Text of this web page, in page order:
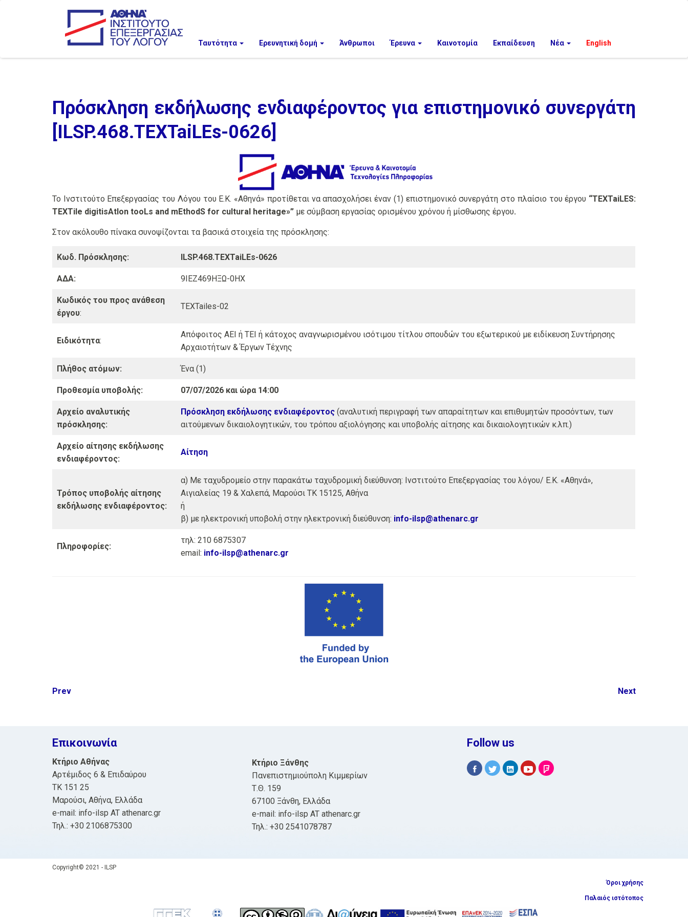
Ταυτότητα Ερευνητική δομή Άνθρωποι Έρευνα Καινοτομία Εκπαίδευση Νέα English
Πρόσκληση εκδήλωσης ενδιαφέροντος για επιστημονικό συνεργάτη
[ILSP.468.TEXTaiLEs-0626]
Το Ινστιτούτο Επεξεργασίας του Λόγου του Ε.Κ. «Αθηνά» προτίθεται να απασχολήσει έναν (1) επιστημονικό συνεργάτη στο πλαίσιο του έργου “TEXTaiLES:
TEXTile digitisAtIon tooLs and mEthodS for cultural heritage»” με σύμβαση εργασίας ορισμένου χρόνου ή μίσθωσης έργου.
Στον ακόλουθο πίνακα συνοψίζονται τα βασικά στοιχεία της πρόσκλησης:
Κωδ. Πρόσκλησης: ILSP.468.TEXTaiLEs-0626
ΑΔΑ: 9ΙΕΖ469ΗΞΩ-0ΗΧ
Κωδικός του προς ανάθεση
έργου:
TEXTailes-02
Ειδικότητα:
Απόφοιτος ΑΕΙ ή ΤΕΙ ή κάτοχος αναγνωρισμένου ισότιμου τίτλου σπουδών του εξωτερικού με ειδίκευση Συντήρησης
Αρχαιοτήτων & Έργων Τέχνης
Πλήθος ατόμων: Ένα (1)
Προθεσμία υποβολής: 07/07/2026 και ώρα 14:00
Αρχείο αναλυτικής
πρόσκλησης:
Πρόσκληση εκδήλωσης ενδιαφέροντος (αναλυτική περιγραφή των απαραίτητων και επιθυμητών προσόντων, των
αιτούμενων δικαιολογητικών, του τρόπου αξιολόγησης και υποβολής αίτησης και δικαιολογητικών κ.λπ.)
Αρχείο αίτησης εκδήλωσης
ενδιαφέροντος:
Αίτηση
Τρόπος υποβολής αίτησης
εκδήλωσης ενδιαφέροντος:
α) Με ταχυδρομείο στην παρακάτω ταχυδρομική διεύθυνση: Ινστιτούτο Επεξεργασίας του λόγου/ Ε.Κ. «Αθηνά»,
Αιγιαλείας 19 & Χαλεπά, Μαρούσι ΤΚ 15125, Αθήνα
ή
β) με ηλεκτρονική υποβολή στην ηλεκτρονική διεύθυνση: info-ilsp@athenarc.gr
Πληροφορίες:
τηλ: 210 6875307
email: info-ilsp@athenarc.gr
Post
Prev Next
Επικοινωνία
Κτήριο Αθήνας
Αρτέμιδος 6 & Επιδαύρου
ΤΚ 151 25
Μαρούσι, Αθήνα, Ελλάδα
e-mail: info-ilsp AT athenarc.gr
Τηλ.: +30 2106875300
Κτήριο Ξάνθης
Πανεπιστημιούπολη Κιμμερίων
Τ.Θ. 159
67100 Ξάνθη, Ελλάδα
e-mail: info-ilsp AT athenarc.gr
Τηλ.: +30 2541078787
Follow us
Copyright© 2021 - ILSP
Όροι χρήσης
Παλαιός ιστότοπος